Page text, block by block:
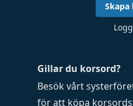
Gillar du korsord?
Besök vårt
för att köpa